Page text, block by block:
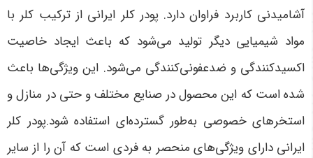
آشامیدنی کاربرد فراوان دارد. پودر کلر ایرانی از ترکیب کلر با
مواد شیمیایی دیگر تولید می‌شود که باعث ایجاد خاصیت
اکسیدکنندگی و ضدعفونی‌کنندگی می‌شود. این ویژگی‌ها باعث
شده است که این محصول در صنایع مختلف و حتی در منازل و
استخرهای خصوصی به‌طور گسترده‌ای استفاده شود.پودر کلر
ایرانی دارای ویژگی‌های منحصر به فردی است که آن را از سایر